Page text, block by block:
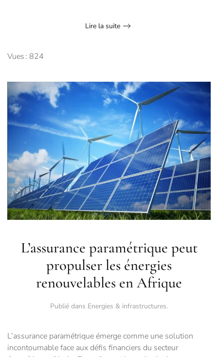
Lire la suite
Vues : 824
L’assurance paramétrique peut
propulser les énergies
renouvelables en Afrique
Publié dans Energies & infrastructures.
L’assurance paramétrique émerge comme une solution
incontournable face aux défis financiers du secteur